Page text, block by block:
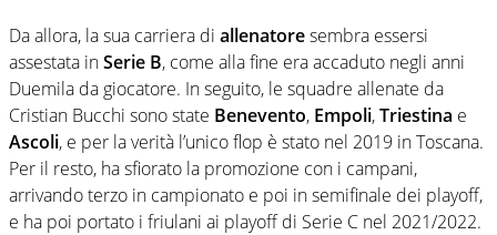
Da allora, la sua carriera di allenatoresembra essersi
assestata inSerie B, come alla fine era accaduto negli anni
Duemila da giocatore. In seguito, le squadre allenate da
Cristian Bucchi sono state Benevento, Empoli,Triestina e
Ascoli, e per la verità l’unico flop è stato nel 2019 in Toscana.
Per il resto, ha sfiorato la promozione con i campani,
arrivando terzo in campionato e poi in semifinale dei playoff,
e ha poi portato i friulani ai playoff di Serie C nel 2021/2022.